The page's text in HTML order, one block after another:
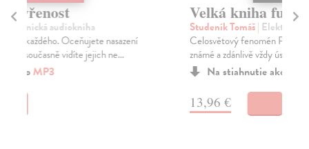
Velká kniha fuckupů
Studeník Tomáš
| Elektronická audiokniha
Celosvětový fenomén Fuckup Nights, během kterých
známé a zdánlivě vždy úspěšné osobnosti v deseti mi...